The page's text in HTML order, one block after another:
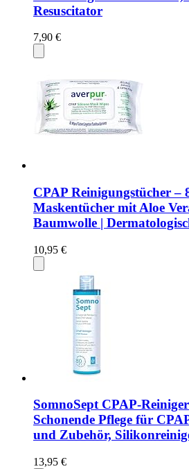
Resuscitator
7,90 €
CPAP Reinigungstücher
Maskentücher mit Aloe
Baumwolle |
10,95 €
SomnoSept CPAP-
Schonende Pflege für
und Zubehör,
13,95 €